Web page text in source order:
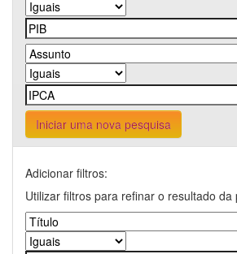
Iniciar uma nova pesquisa
Adicionar filtros:
Utilizar filtros para refinar o resultado da